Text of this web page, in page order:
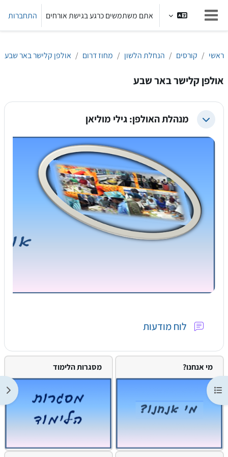
חלון סקירה צדדי
אתם משתמשים כרגע בגישת אורחים התחברות
רשימת הנושאים בקורס
ראשי קורסים הנחלת הלשון מחוז דרום אולפן קלישר באר שבע
אולפן קלישר באר שבע
צמצום מנהלת האולפן: גילי מוליאן
לוח מודעות
מי אנחנו? מסגרות הלימוד